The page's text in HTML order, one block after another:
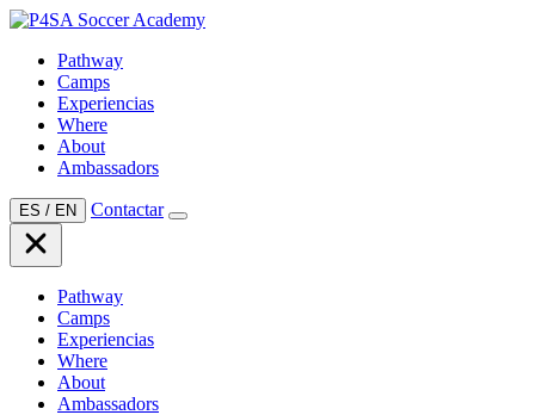
Pathway
Camps
Experiencias
Where
About
Ambassadors
ES / EN Contactar
Pathway
Camps
Experiencias
Where
About
Ambassadors